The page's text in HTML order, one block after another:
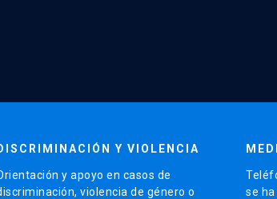
Y VIOLENCIA
y apoyo en casos de
violencia de género o
se